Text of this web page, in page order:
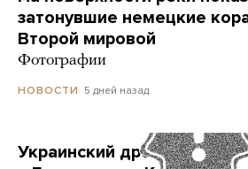
затонувшие немецкие
Второй мировой
Фотографии
НОВОСТИ 5 дней назад
Украинский дрон попал по